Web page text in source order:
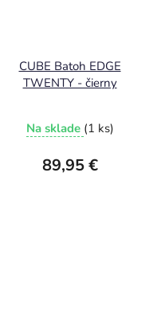
CUBE Batoh EDGE
TWENTY - čierny
Na sklade (1 ks)
89,95 €